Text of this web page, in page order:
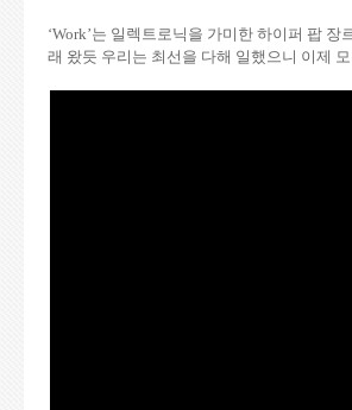
‘Work’는 일렉트로닉을 가미한 하이퍼 팝 장
래 왔듯 우리는 최선을 다해 일했으니 이제